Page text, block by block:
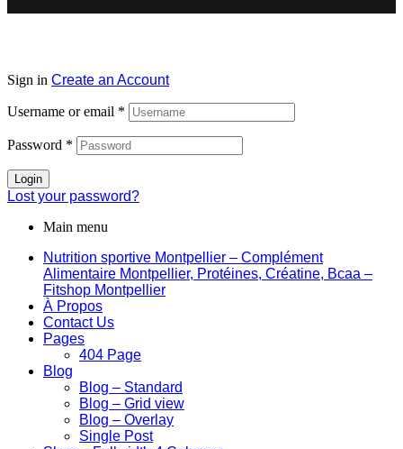
Sign in Create an Account
Username or email *
Password *
Login
Lost your password?
Main menu
Nutrition sportive Montpellier – Complément
Alimentaire Montpellier, Protéines, Créatine, Bcaa –
Fitshop Montpellier
À Propos
Contact Us
Pages
404 Page
Blog
Blog – Standard
Blog – Grid view
Blog – Overlay
Single Post